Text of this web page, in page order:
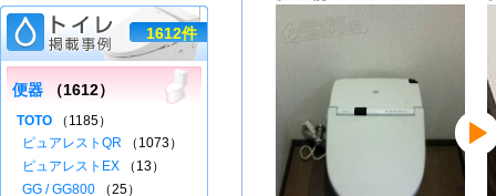
1612件
便器 （1612）
TOTO （1185）
ピュアレストQR （1073）
ピュアレストEX （13）
GG / GG800 （25）